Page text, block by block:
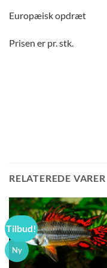
Europæisk opdræt
Prisen er pr. stk.
RELATEREDE VARER
Tilbud!
Ny